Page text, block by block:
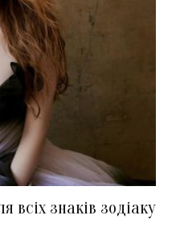
всіх знаків зодіаку